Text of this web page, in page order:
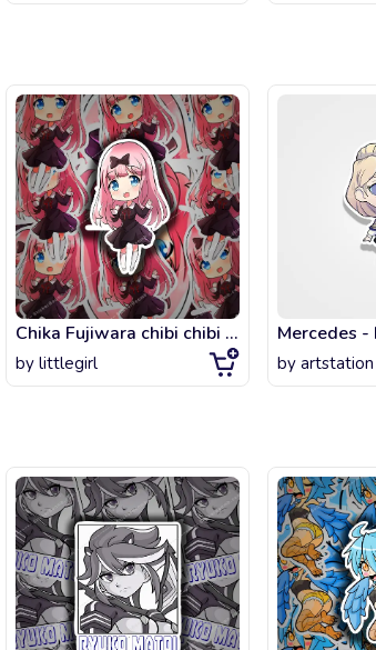
Chika Fujiwara chibi chibi cat
by littlegirl by artstation